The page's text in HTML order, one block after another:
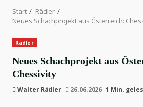
Start
Rädler
Neues Schachprojekt aus Österreich:
Rädler
Neues Schachprojekt aus
Chessivity
Walter Rädler 26.06.2026 1 Min.